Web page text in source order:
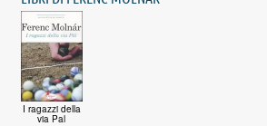
I ragazzi della
via Pal